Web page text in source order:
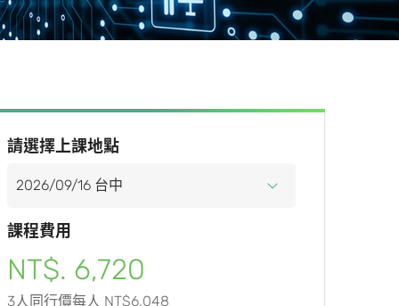
請選擇上課地點
課程費用
NT$. 6,720
3人同行價每人 NT$6,048